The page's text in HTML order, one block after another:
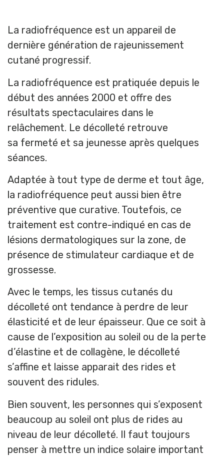
La radiofréquence est un appareil de
dernière génération de rajeunissement
cutané progressif.
La radiofréquence est pratiquée depuis le
début des années 2000 et offre des
résultats spectaculaires dans le
relâchement. Le décolleté retrouve
sa fermeté et sa jeunesse après quelques
séances.
Adaptée à tout type de derme et tout âge,
la radiofréquence peut aussi bien être
préventive que curative. Toutefois, ce
traitement est contre-indiqué en cas de
lésions dermatologiques sur la zone, de
présence de stimulateur cardiaque et de
grossesse.
Avec le temps, les tissus cutanés du
décolleté ont tendance à perdre de leur
élasticité et de leur épaisseur. Que ce soit à
cause de l’exposition au soleil ou de la perte
d’élastine et de collagène, le décolleté
s’affine et laisse apparait des rides et
souvent des ridules.
Bien souvent, les personnes qui s’exposent
beaucoup au soleil ont plus de rides au
niveau de leur décolleté. Il faut toujours
penser à mettre un indice solaire important